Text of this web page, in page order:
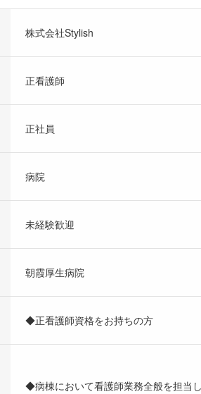
株式会社Stylish
正看護師
正社員
病院
未経験歓迎
朝霞厚生病院
◆正看護師資格をお持ちの方
◆病棟において看護師業務全般を担当し